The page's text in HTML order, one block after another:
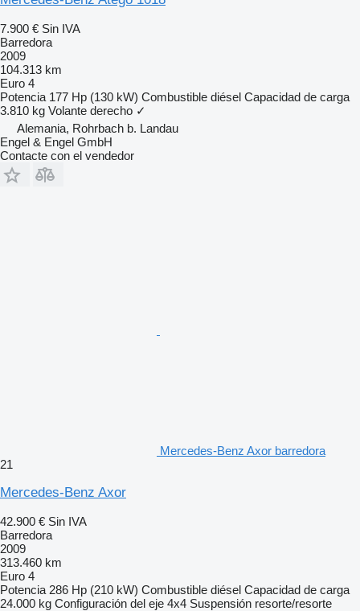
7.900 € Sin IVA
Barredora
2009
104.313 km
Euro 4
Potencia 177 Hp (130 kW) Combustible diésel Capacidad de carga
3.810 kg Volante derecho ✓
Alemania, Rohrbach b. Landau
Engel & Engel GmbH
Contacte con el vendedor
Mercedes-Benz Axor barredora
21
Mercedes-Benz Axor
42.900 € Sin IVA
Barredora
2009
313.460 km
Euro 4
Potencia 286 Hp (210 kW) Combustible diésel Capacidad de carga
24.000 kg Configuración del eje 4x4 Suspensión resorte/resorte